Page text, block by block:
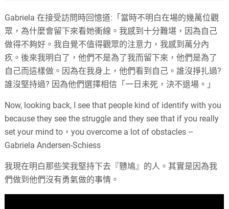
Gabriela 在接受訪問時回憶道:「當時不明白在場的幾萬位觀
眾，為什麼會留下來看她衝線。我感到十分難堪，因為自己
做得不夠好。我自覺不值得觀眾的注意力，我感到萬分內
疚。後來我明白了，他們不是為了我而留下來，他們是為了
自己而這樣做。因為在我身上，他們看到自己。誰沒掙扎過?
誰沒堅持過? 因為他們選擇相信「一日未死，決不退場。」
Now, looking back, I see that people kind of identify with you
because they see the struggle and they see that if you really
set your mind to，you overcome a lot of obstacles –
Gabriela Andersen-Schiess
我現在明白那些笑我堅持下去『戇鳩』的人。其實是因為我
們做到他們沒有勇氣做的事情。